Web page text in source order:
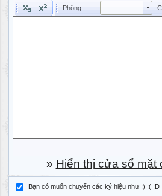
Phông Phông
» Hiển thị cửa sổ mặt
Bạn có muốn chuyển các ký hiệu như :) :(